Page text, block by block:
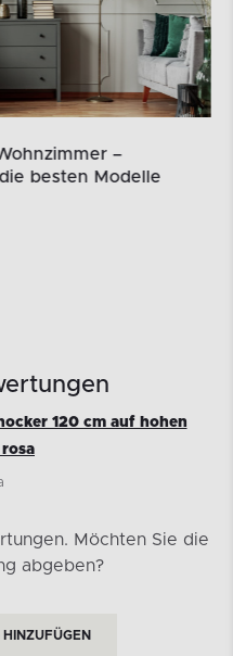
–
besten Modelle
120 cm auf hohen
rosa
Möchten Sie die
abgeben?